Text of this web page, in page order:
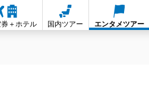
券＋ホテル 国内ツアー エンタメツアー